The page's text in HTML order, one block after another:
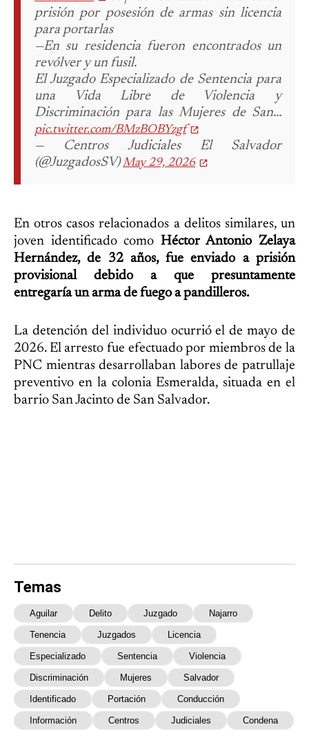
prisión por posesión de armas sin licencia
para portarlas
—En su residencia fueron encontrados un
revólver y un fusil.
El Juzgado Especializado de Sentencia para
una Vida Libre de Violencia y
Discriminación para las Mujeres de San…
pic.twitter.com/BMzBOBYzgf
— Centros Judiciales El Salvador
(@JuzgadosSV)May 29, 2026
En otros casos relacionados a delitos similares, un
joven identificado como Héctor Antonio Zelaya
Hernández, de 32 años, fue enviado a prisión
provisional debido a que presuntamente
entregaría un arma de fuego a pandilleros.
La detención del individuo ocurrió el de mayo de
2026. El arresto fue efectuado por miembros de la
PNC mientras desarrollaban labores de patrullaje
preventivo en la colonia Esmeralda, situada en el
barrio San Jacinto de San Salvador.
Temas
Aguilar Delito Juzgado Najarro
Tenencia Juzgados Licencia
Especializado Sentencia Violencia
Discriminación Mujeres Salvador
Identificado Portación Conducción
Información Centros Judiciales Condena